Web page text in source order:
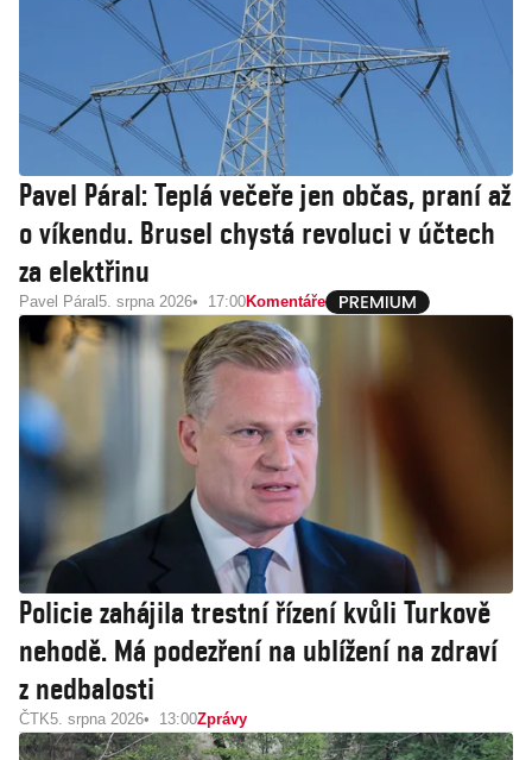
Pavel Páral: Teplá večeře jen občas, praní až
o víkendu. Brusel chystá revoluci v účtech
za elektřinu
Pavel Páral 5. srpna 2026 17:00Komentáře
Policie zahájila trestní řízení kvůli Turkově
nehodě. Má podezření na ublížení na zdraví
z nedbalosti
ČTK5. srpna 2026 13:00Zprávy